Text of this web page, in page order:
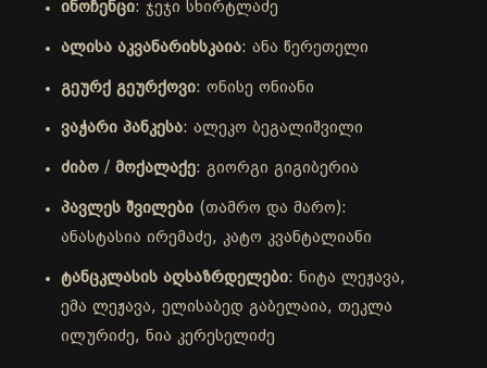
ინოჩენცი: ჯეჯი სხირტლაძე
ალისა აკვანარიხსკაია: ანა წერეთელი
გეურქ გეურქოვი: ონისე ონიანი
ვაჭარი პანკესა: ალეკო ბეგალიშვილი
ძიბო / მოქალაქე: გიორგი გიგიბერია
პავლეს შვილები (თამრო და მარო):
ანასტასია ირემაძე, კატო კვანტალიანი
ტანცკლასის აღსაზრდელები: ნიტა ლეჟავა,
ემა ლეჟავა, ელისაბედ გაბელაია, თეკლა
ილურიძე, ნია კერესელიძე